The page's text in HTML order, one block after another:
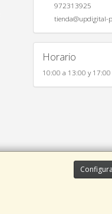
972313925
tienda@updigital-
Horario
10:00 a 13:00 y